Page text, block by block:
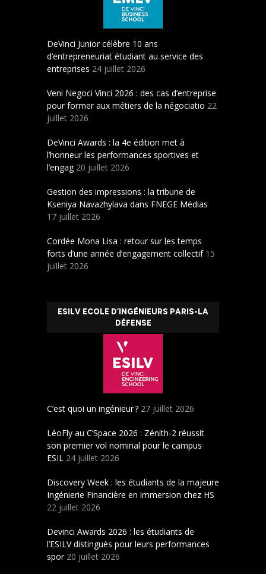
DeVinci Junior célèbre 10 ans
d’entrepreneuriat étudiant au service des
entreprises 24 juillet 2026
Veni Negoci Vinci 2026 : des cas d’entreprise
pour former aux métiers de la négociatio 22
juillet 2026
DeVinci Awards : la 4e édition met à
l’honneur les performances sportives et
l’engag 20 juillet 2026
Gestion des impressions : la tribune de
Kseniya Navazhylava dans FNEGE Médias
17 juillet 2026
Cordée Mona Lisa : retour sur les temps
forts d’une année d’engagement collectif 15
juillet 2026
ESILV ECOLE D’INGÉNIEURS PARIS-LA
DÉFENSE
C’est quoi un ingénieur ? 27 juillet 2026
LéoFly au C’Space 2026 : Zénith-2 réussit
son premier vol nominal pour le campus
ESIL 24 juillet 2026
Discovery Week : les étudiants de la majeure
Ingénierie Financière en immersion chez HS
22 juillet 2026
Devinci Awards 2026 : les étudiants de
l’ESILV distingués pour leurs performances
spor 20 juillet 2026